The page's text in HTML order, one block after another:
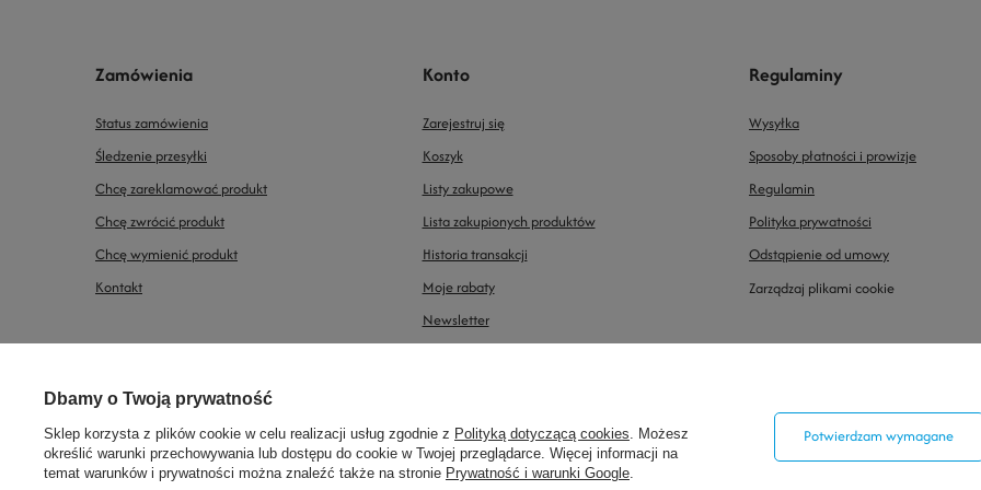
Zamówienia
Status zamówienia
Śledzenie przesyłki
Chcę zareklamować produkt
Chcę zwrócić produkt
Chcę wymienić produkt
Kontakt
Konto
Zarejestruj się
Koszyk
Listy zakupowe
Lista zakupionych produktów
Historia transakcji
Moje rabaty
Newsletter
Regulaminy
Wysyłka
Sposoby płatności i prowizje
Regulamin
Polityka prywatności
Odstąpienie od umowy
Zarządzaj plikami cookie
728440077 biuro@modelarnia.pl
W sklepie prezentujemy ceny brutto (z VAT).
Prawdziwe
opinie klientów
Dbamy o Twoją prywatność
Sklep korzysta z plików cookie w celu realizacji usług zgodnie z Polityką dotyczącą cookies . Możesz
określić warunki przechowywania lub dostępu do cookie w Twojej przeglądarce. Więcej informacji na
temat warunków i prywatności można znaleźć także na stronie Prywatność i warunki Google
Potwierdzam wymagane